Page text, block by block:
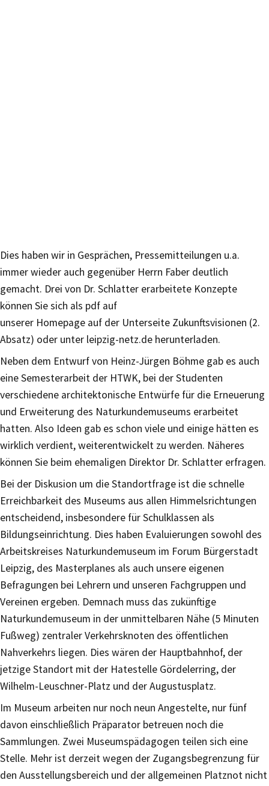
Dies haben wir in Gesprächen, Pressemitteilungen u.a.
immer wieder auch gegenüber Herrn Faber deutlich
gemacht. Drei von Dr. Schlatter erarbeitete Konzepte
können Sie sich als pdf auf
unserer Homepage auf der Unterseite Zukunftsvisionen (2.
Absatz) oder unter leipzig-netz.de herunterladen.
Neben dem Entwurf von Heinz-Jürgen Böhme gab es auch
eine Semesterarbeit der HTWK, bei der Studenten
verschiedene architektonische Entwürfe für die Erneuerung
und Erweiterung des Naturkundemuseums erarbeitet
hatten. Also Ideen gab es schon viele und einige hätten es
wirklich verdient, weiterentwickelt zu werden. Näheres
können Sie beim ehemaligen Direktor Dr. Schlatter erfragen.
Bei der Diskusion um die Standortfrage ist die schnelle
Erreichbarkeit des Museums aus allen Himmelsrichtungen
entscheidend, insbesondere für Schulklassen als
Bildungseinrichtung. Dies haben Evaluierungen sowohl des
Arbeitskreises Naturkundemuseum im Forum Bürgerstadt
Leipzig, des Masterplanes als auch unsere eigenen
Befragungen bei Lehrern und unseren Fachgruppen und
Vereinen ergeben. Demnach muss das zukünftige
Naturkundemuseum in der unmittelbaren Nähe (5 Minuten
Fußweg) zentraler Verkehrsknoten des öffentlichen
Nahverkehrs liegen. Dies wären der Hauptbahnhof, der
jetzige Standort mit der Hatestelle Gördelerring, der
Wilhelm-Leuschner-Platz und der Augustusplatz.
Im Museum arbeiten nur noch neun Angestelte, nur fünf
davon einschließlich Präparator betreuen noch die
Sammlungen. Zwei Museumspädagogen teilen sich eine
Stelle. Mehr ist derzeit wegen der Zugangsbegrenzung für
den Ausstellungsbereich und der allgemeinen Platznot nicht